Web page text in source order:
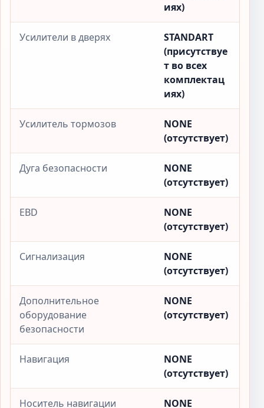
иях)
Усилители в дверях
STANDART
(присутствуе
т во всех
комплектац
иях)
Усилитель тормозов
NONE
(отсутствует)
Дуга безопасности
NONE
(отсутствует)
EBD
NONE
(отсутствует)
Сигнализация
NONE
(отсутствует)
Дополнительное
оборудование
безопасности
NONE
(отсутствует)
Навигация
NONE
(отсутствует)
Носитель навигации
NONE